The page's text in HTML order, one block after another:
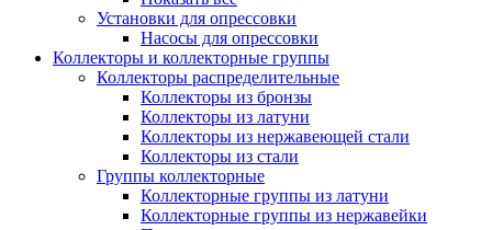
Установки для опрессовки
Насосы для опрессовки
Коллекторы и коллекторные группы
Коллекторы распределительные
Коллекторы из бронзы
Коллекторы из латуни
Коллекторы из нержавеющей стали
Коллекторы из стали
Группы коллекторные
Коллекторные группы из латуни
Коллекторные группы из нержавейки